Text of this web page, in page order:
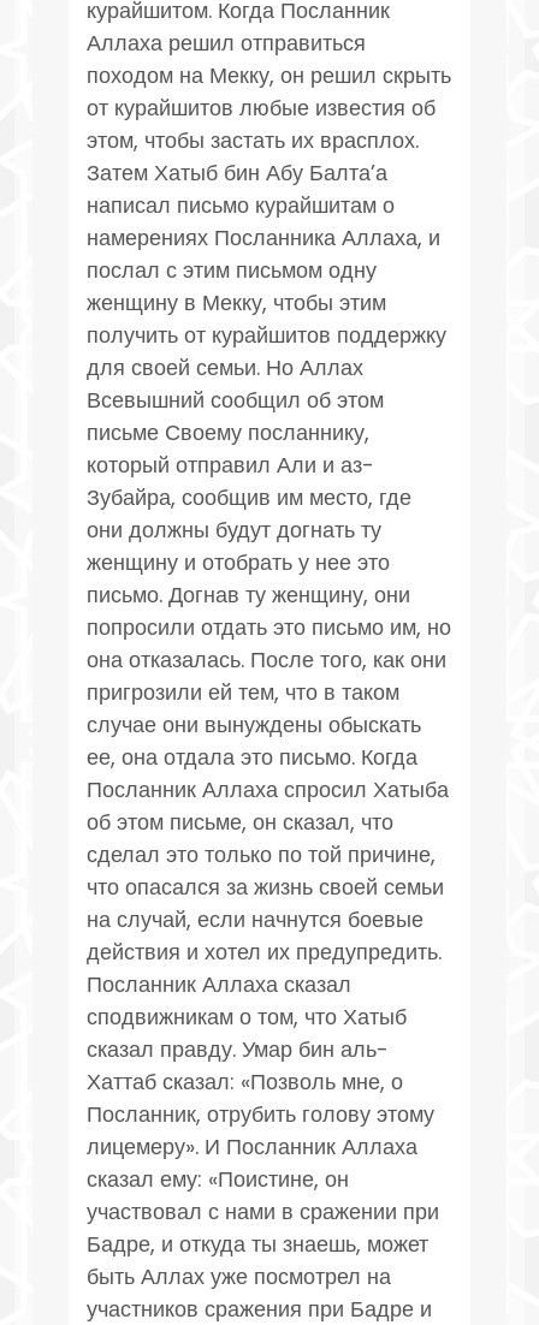
курайшитом. Когда Посланник
Аллаха решил отправиться
походом на Мекку, он решил скрыть
от курайшитов любые известия об
этом, чтобы застать их врасплох.
Затем Хатыб бин Абу Балта’а
написал письмо курайшитам о
намерениях Посланника Аллаха, и
послал с этим письмом одну
женщину в Мекку, чтобы этим
получить от курайшитов поддержку
для своей семьи. Но Аллах
Всевышний сообщил об этом
письме Своему посланнику,
который отправил Али и аз-
Зубайра, сообщив им место, где
они должны будут догнать ту
женщину и отобрать у нее это
письмо. Догнав ту женщину, они
попросили отдать это письмо им, но
она отказалась. После того, как они
пригрозили ей тем, что в таком
случае они вынуждены обыскать
ее, она отдала это письмо. Когда
Посланник Аллаха спросил Хатыба
об этом письме, он сказал, что
сделал это только по той причине,
что опасался за жизнь своей семьи
на случай, если начнутся боевые
действия и хотел их предупредить.
Посланник Аллаха сказал
сподвижникам о том, что Хатыб
сказал правду. Умар бин аль-
Хаттаб сказал: «Позволь мне, о
Посланник, отрубить голову этому
лицемеру». И Посланник Аллаха
сказал ему: «Поистине, он
участвовал с нами в сражении при
Бадре, и откуда ты знаешь, может
быть Аллах уже посмотрел на
участников сражения при Бадре и